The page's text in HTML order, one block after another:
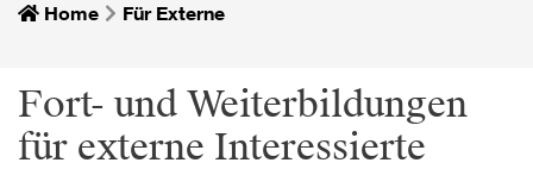
Home Für Externe
Fort- und Weiterbildungen
für externe Interessierte